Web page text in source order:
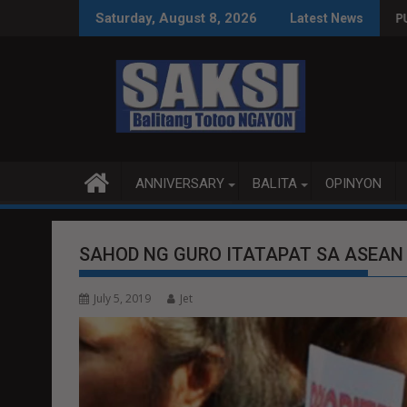
Saturday, August 8, 2026 Latest News
WPS O MAGBITIW
NA SUSPENDIHIN IMPLEMENTASYON NG RPVARA
PUBLIKO HINIKAYAT NI
ANNIVERSARY BALITA OPINYON
SAHOD NG GURO ITATAPAT SA
July 5, 2019 Jet